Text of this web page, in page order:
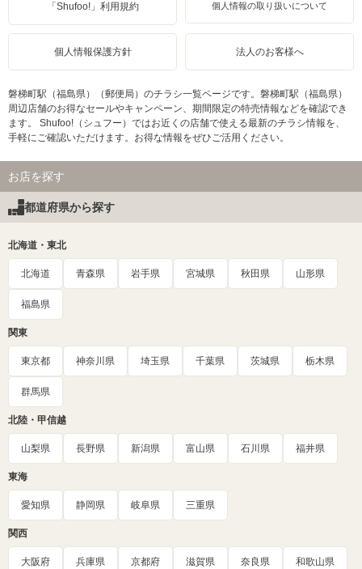
「Shufoo!」利用規約 個人情報の取り扱いについて
個人情報保護方針 法人のお客様へ
磐梯町駅（福島県）（郵便局）のチラシ一覧ページです。磐梯町駅（福島県）
周辺店舗のお得なセールやキャンペーン、期間限定の特売情報などを確認でき
ます。 Shufoo!（シュフー）ではお近くの店舗で使える最新のチラシ情報を、
手軽にご確認いただけます。お得な情報をぜひご活用ください。
お店を探す
都道府県から探す
北海道・東北
北海道 青森県 岩手県 宮城県 秋田県 山形県
福島県
関東
東京都 神奈川県 埼玉県 千葉県 茨城県 栃木県
群馬県
北陸・甲信越
山梨県 長野県 新潟県 富山県 石川県 福井県
東海
愛知県 静岡県 岐阜県 三重県
関西
大阪府 兵庫県 京都府 滋賀県 奈良県 和歌山県